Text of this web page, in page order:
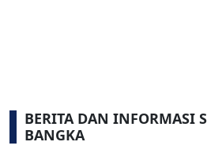
BERITA DAN INFORMASI
BANGKA